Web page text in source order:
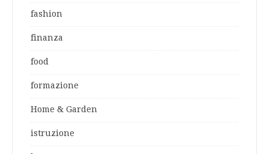
fashion
finanza
food
formazione
Home & Garden
istruzione